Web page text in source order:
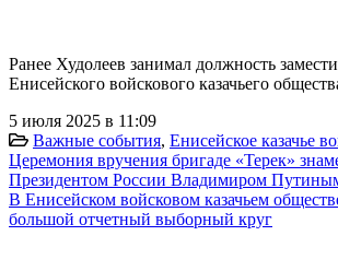
Ранее Худолеев занимал должность
Енисейского войскового казачьего
5 июля 2025 в 11:09
Важные события, Енисейское казачье
Церемония вручения бригаде «Терек»
Президентом России Владимиром
В Енисейском войсковом казачьем
большой отчетный выборный круг